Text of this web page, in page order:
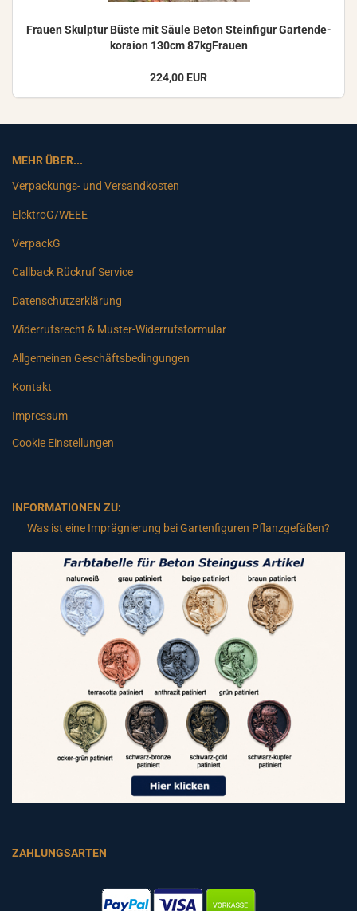
Frau­en Skulp­tur Büste mit Säule Beton Stein­fi­gur Gar­ten­de­
ko­rai­on 130cm 87kgFrauen
224,00 EUR
MEHR ÜBER...
Verpackungs- und Versandkosten
ElektroG/WEEE
VerpackG
Callback Rückruf Service
Datenschutzerklärung
Widerrufsrecht & Muster-Widerrufsformular
Allgemeinen Geschäftsbedingungen
Kontakt
Impressum
Cookie Einstellungen
INFORMATIONEN ZU:
Was ist eine Imprägnierung bei Gartenfiguren Pflanzgefäßen?
ZAHLUNGSARTEN